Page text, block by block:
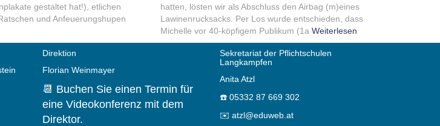
gestaltet hat!), etlichen
und Anfeuerungshupen
hatten, lösten wir als Abschluss den Airbag (m)eines
Lawinenrucksacks. Per Los wurde entschieden, dass
Michelle vor 40-köpfigem Publikum (1a Weiterlesen
Direktion
Florian Weinmayer
📆 Buchen Sie einen Termin für
eine Videokonferenz mit dem
Direktor.
Sekretariat der Pflichtschulen
Langkampfen
Anita Atzl
☎️ 05332 87 669 302
✉️ atzl@eduweb.at